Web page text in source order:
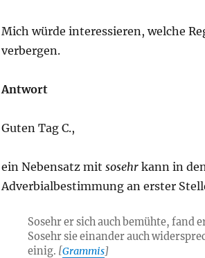
Mich würde interessieren, welche
verbergen.
Antwort
Guten Tag C.,
ein Nebensatz mit sosehrkann in
Adverbialbestimmung an erster
Sosehr er sich auch bemühte, fand
Sosehr sie einander auch
einig. [Grammis]